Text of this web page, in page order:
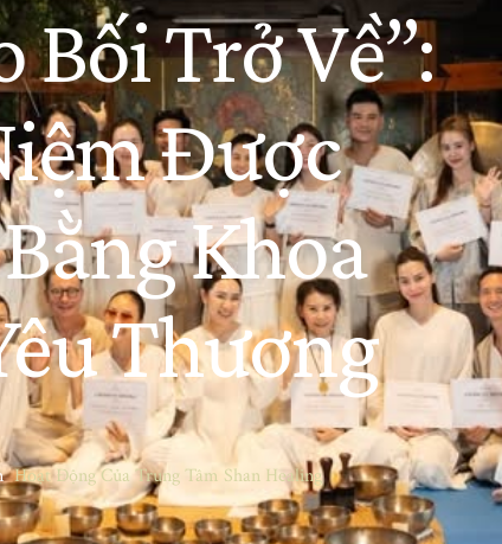
Bối Trở Về”:
Được
Khoa
Thương
Hoạt Động Của Trung Tâm Shan Healing